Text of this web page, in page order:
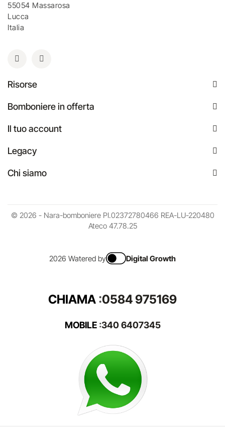
55054 Massarosa
Lucca
Italia
Risorse
Bomboniere in offerta
Il tuo account
Legacy
Chi siamo
© 2026 - Nara-bomboniere PI.02372780466 REA-LU-220480
Ateco 47.78.25
2026 Watered by Digital Growth
CHIAMA :0584 975169
MOBILE:340 6407345